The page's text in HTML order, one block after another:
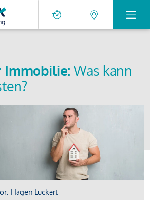
Immobilie: Was kann
Hagen Luckert